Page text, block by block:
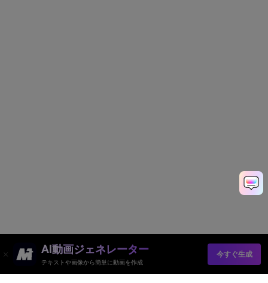
AI動画ジェネレーター
テキストや画像から簡単に動画を作成
今すぐ生成